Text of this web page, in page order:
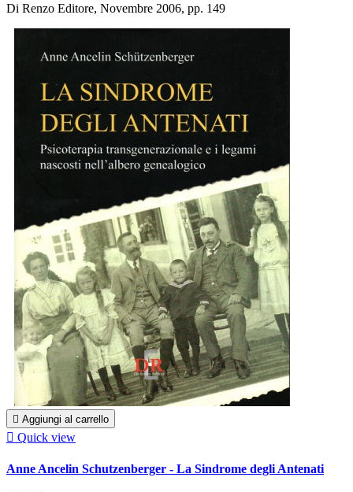
Di Renzo Editore, Novembre 2006, pp. 149
 Aggiungi al carrello
 Quick view
Anne Ancelin Schutzenberger - La Sindrome degli Antenati